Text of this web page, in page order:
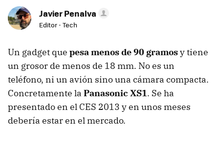
Javier Penalva
Editor - Tech
Un gadget que pesa menos de 90 gramosy tiene
un grosor de menos de 18 mm. No es un
teléfono, ni un avión sino una cámara compacta.
Concretamente la Panasonic XS1. Se ha
presentado en el CES 2013 y en unos meses
debería estar en el mercado.